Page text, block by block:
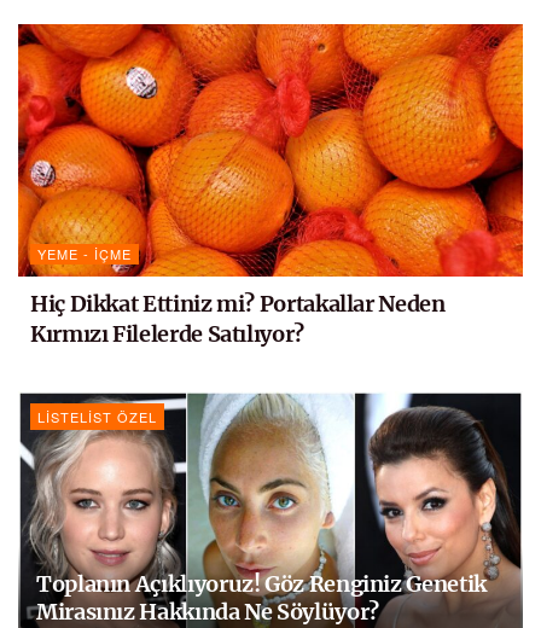
YEME - İÇME
Hiç Dikkat Ettiniz mi? Portakallar Neden
Kırmızı Filelerde Satılıyor?
LISTELIST ÖZEL
Toplanın Açıklıyoruz! Göz Renginiz Genetik
Mirasınız Hakkında Ne Söylüyor?